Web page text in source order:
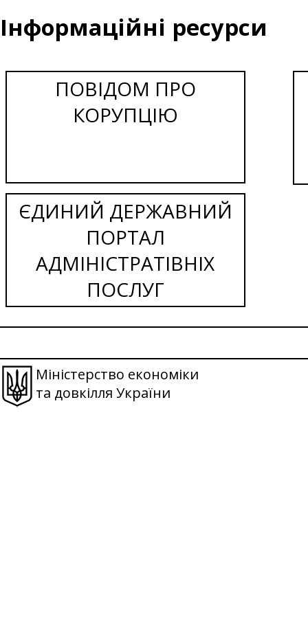
Інформаційні ресурси
ПОВІДОМ ПРО
КОРУПЦІЮ
ЄДИНИЙ ДЕРЖАВНИЙ
ПОРТАЛ
АДМІНІСТРАТІВНІХ
ПОСЛУГ
Міністерство економіки
та довкілля України